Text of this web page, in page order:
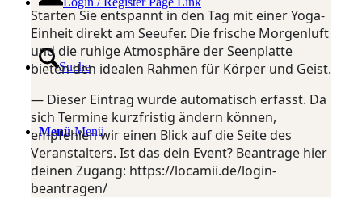
Suche
Menü Menü
Starten Sie entspannt in den Tag mit einer Yoga-
Einheit direkt am Seeufer. Die frische Morgenluft
und die ruhige Atmosphäre der Seenplatte
bieten den idealen Rahmen für Körper und Geist.
— Dieser Eintrag wurde automatisch erfasst. Da
sich Termine kurzfristig ändern können,
empfehlen wir einen Blick auf die Seite des
Veranstalters. Ist das dein Event? Beantrage hier
deinen Zugang: https://locamii.de/login-
beantragen/